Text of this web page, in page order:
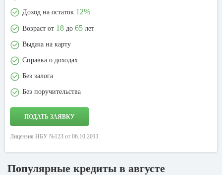
Доход на остаток 12%
Возраст от 18 до 65 лет
Выдача на карту
Справка о доходах
Без залога
Без поручительства
ПОДАТЬ ЗАЯВКУ
Лицензия НБУ №123 от 06.10.2011
Популярные кредиты в августе